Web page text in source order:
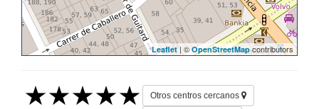
Leaflet| © OpenStreetMapcontributors
Otros centros cercanos